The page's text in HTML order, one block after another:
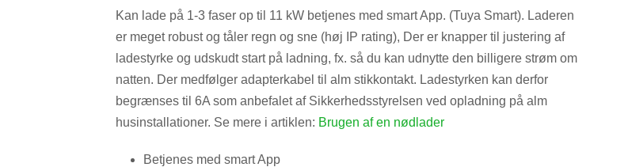
Kan lade på 1-3 faser op til 11 kW betjenes med smart App. (Tuya Smart). Laderen
er meget robust og tåler regn og sne (høj IP rating), Der er knapper til justering af
ladestyrke og udskudt start på ladning, fx. så du kan udnytte den billigere strøm om
natten. Der medfølger adapterkabel til alm stikkontakt. Ladestyrken kan derfor
begrænses til 6A som anbefalet af Sikkerhedsstyrelsen ved opladning på alm
husinstallationer. Se mere i artiklen: Brugen af en nødlader
Betjenes med smart App